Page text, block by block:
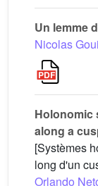
Un lemme
Nicolas
Holonomic
along a
[Systèmes
long d'un
Orlando